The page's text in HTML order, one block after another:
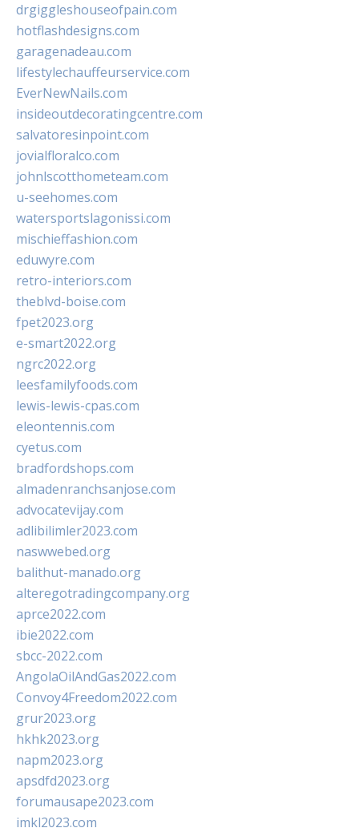
drgiggleshouseofpain.com
hotflashdesigns.com
garagenadeau.com
lifestylechauffeurservice.com
EverNewNails.com
insideoutdecoratingcentre.com
salvatoresinpoint.com
jovialfloralco.com
johnlscotthometeam.com
u-seehomes.com
watersportslagonissi.com
mischieffashion.com
eduwyre.com
retro-interiors.com
theblvd-boise.com
fpet2023.org
e-smart2022.org
ngrc2022.org
leesfamilyfoods.com
lewis-lewis-cpas.com
eleontennis.com
cyetus.com
bradfordshops.com
almadenranchsanjose.com
advocatevijay.com
adlibilimler2023.com
naswwebed.org
balithut-manado.org
alteregotradingcompany.org
aprce2022.com
ibie2022.com
sbcc-2022.com
AngolaOilAndGas2022.com
Convoy4Freedom2022.com
grur2023.org
hkhk2023.org
napm2023.org
apsdfd2023.org
forumausape2023.com
imkl2023.com